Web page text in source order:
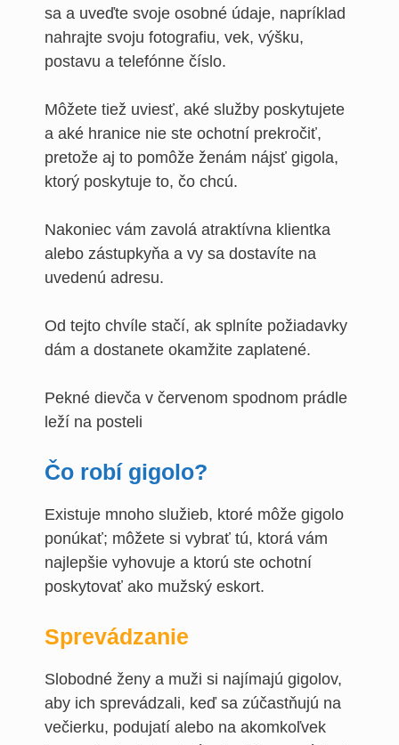
sa a uveďte svoje osobné údaje, napríklad
nahrajte svoju fotografiu, vek, výšku,
postavu a telefónne číslo.
Môžete tiež uviesť, aké služby poskytujete
a aké hranice nie ste ochotní prekročiť,
pretože aj to pomôže ženám nájsť gigola,
ktorý poskytuje to, čo chcú.
Nakoniec vám zavolá atraktívna klientka
alebo zástupkyňa a vy sa dostavíte na
uvedenú adresu.
Od tejto chvíle stačí, ak splníte požiadavky
dám a dostanete okamžite zaplatené.
Čo robí gigolo?
Existuje mnoho služieb, ktoré môže gigolo
ponúkať; môžete si vybrať tú, ktorá vám
najlepšie vyhovuje a ktorú ste ochotní
poskytovať ako mužský eskort.
Sprevádzanie
Slobodné ženy a muži si najímajú gigolov,
aby ich sprevádzali, keď sa zúčastňujú na
večierku, podujatí alebo na akomkoľvek